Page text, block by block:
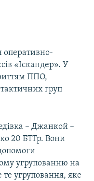
оперативно-
«Іскандер». У
ППО,
груп
– Джанкой –
20 БТГр. Вони
угрупованню на
угруповання, яке